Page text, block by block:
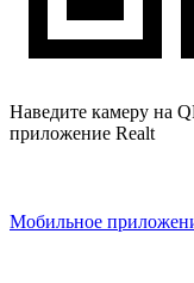
Наведите камеру на
приложение Realt
Мобильное